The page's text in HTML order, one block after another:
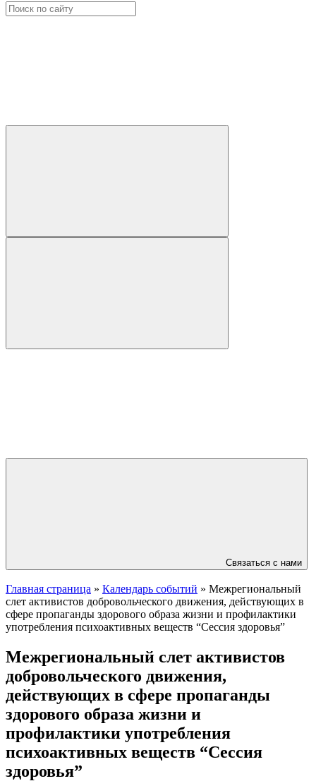
Связаться с нами
Главная страница » Календарь событий » Межрегиональный
слет активистов добровольческого движения, действующих в
сфере пропаганды здорового образа жизни и профилактики
употребления психоактивных веществ “Сессия здоровья”
Межрегиональный слет активистов
добровольческого движения,
действующих в сфере пропаганды
здорового образа жизни и
профилактики употребления
психоактивных веществ “Сессия
здоровья”